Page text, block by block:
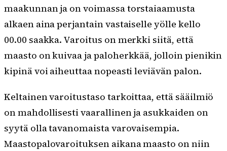
maakunnan ja on voimassa torstaiaamusta
alkaen aina perjantain vastaiselle yölle kello
00.00 saakka. Varoitus on merkki siitä, että
maasto on kuivaa ja paloherkkää, jolloin pienikin
kipinä voi aiheuttaa nopeasti leviävän palon.
Keltainen varoitustaso tarkoittaa, että sääilmiö
on mahdollisesti vaarallinen ja asukkaiden on
syytä olla tavanomaista varovaisempia.
Maastopalovaroituksen aikana maasto on niin